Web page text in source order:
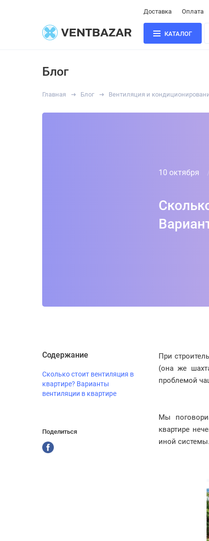
Доставка Оплата
КАТАЛОГ
Блог
Главная Блог Вентиляция и
10 октября
Содержание
Сколько стоит вентиляция в
квартире? Варианты
вентиляции в квартире
Поделиться
При
(она же
проблемой
Мы
квартире
иной системы.